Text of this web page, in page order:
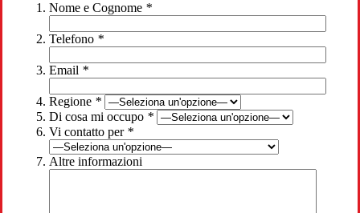
Nome e Cognome *
Telefono *
Email *
Regione *
Di cosa mi occupo *
Vi contatto per *
Altre informazioni